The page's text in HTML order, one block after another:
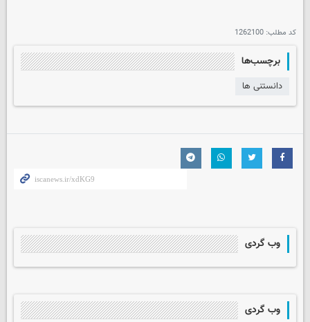
کد مطلب: 1262100
برچسب‌ها
دانستنی ها
وب گردی
وب گردی